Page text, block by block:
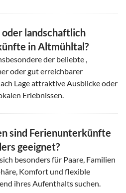
oder landschaftlich
in Altmühltal?
der beliebte ,
oder gut erreichbarer
Lage attraktive Ausblicke oder
Erlebnissen.
sind Ferienunterkünfte
geeignet?
besonders für Paare, Familien
Komfort und flexible
ihres Aufenthalts suchen.